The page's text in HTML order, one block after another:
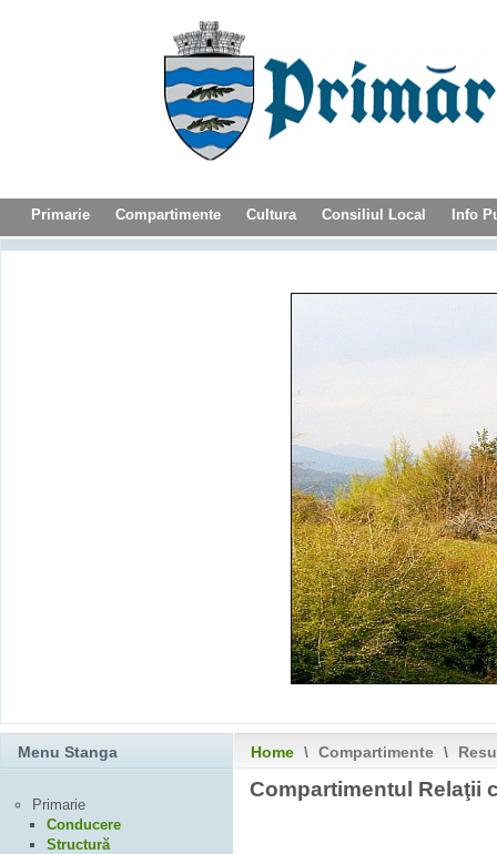
Primarie Compartimente Cultura Consiliul Local Info
Home \ Compartimente \
Compartimentul Relaţii
Menu Stanga
Primarie
Conducere
Structură